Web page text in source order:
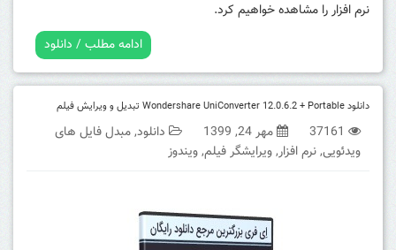
نرم افزار را مشاهده خواهیم کرد.
ادامه مطلب / دانلود
دانلود Wondershare UniConverter 12.0.6.2 + Portable تبدیل و ویرایش فیلم
37161 مهر 24, 1399 دانلود,مبدل فایل های
ویدئویی,نرم افزار,ویرایشگر فیلم,ویندوز